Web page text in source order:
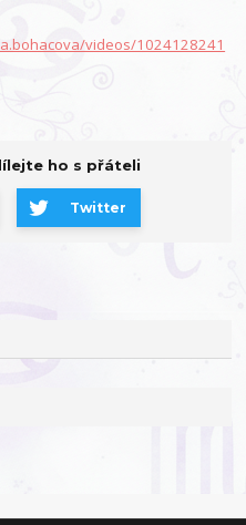
videos/1024128241
ho s přáteli
Twitter